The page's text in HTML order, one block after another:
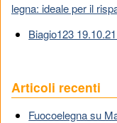
legna: ideale per il
Biagio123
Articoli recenti
Fuocoelegna su